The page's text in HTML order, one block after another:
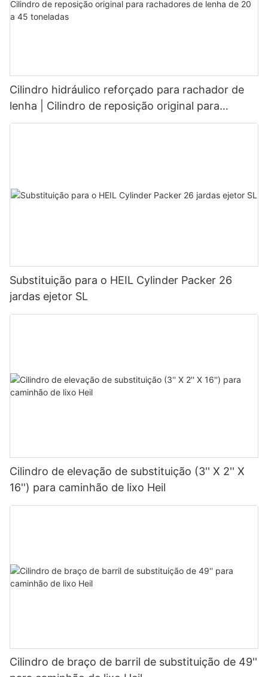
Cilindro hidráulico reforçado para rachador de
lenha | Cilindro de reposição original para
rachadores de lenha de 20 a 45 toneladas
Substituição para o HEIL Cylinder Packer 26
jardas ejetor SL
Cilindro de elevação de substituição (3'' X 2'' X
16'') para caminhão de lixo Heil
Cilindro de braço de barril de substituição de 49''